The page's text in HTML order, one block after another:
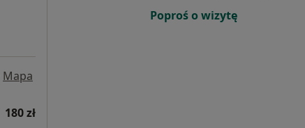
Mapa
180 zł
Poproś o wizytę